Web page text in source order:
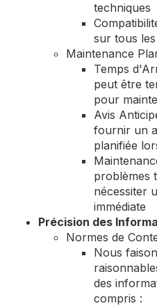
techniques
sur tous
Maintenance
Temps
peut être
pour
Avis
fournir un
planifiée
problèmes
nécessiter
immédiate
Précision des
Normes de
Nous
des
compris :